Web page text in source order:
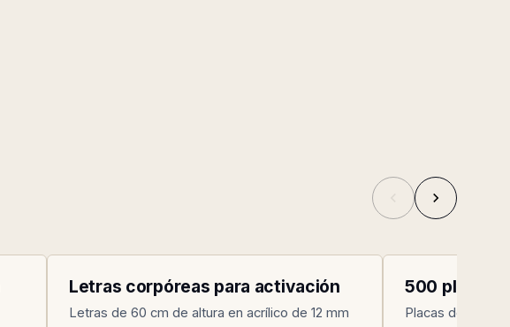
003
Letras corpóreas para activación
Letras de 60 cm de altura en acrílico de 12 mm
004
500 placas
Placas de